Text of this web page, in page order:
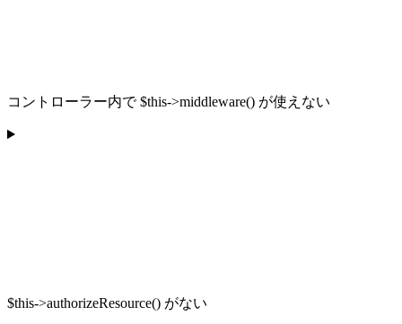
コントローラー内で $this->middleware() が使えない
$this->authorizeResource() がない